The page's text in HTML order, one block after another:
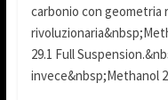
carbonio con geometria
29.1 Full
invece&nbsp;Methanol